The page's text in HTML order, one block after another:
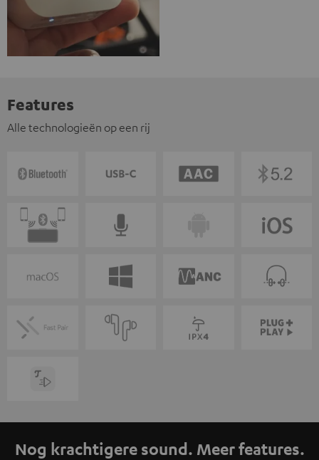
Features
Alle technologieën op een rij
Nog krachtigere sound. Meer features.